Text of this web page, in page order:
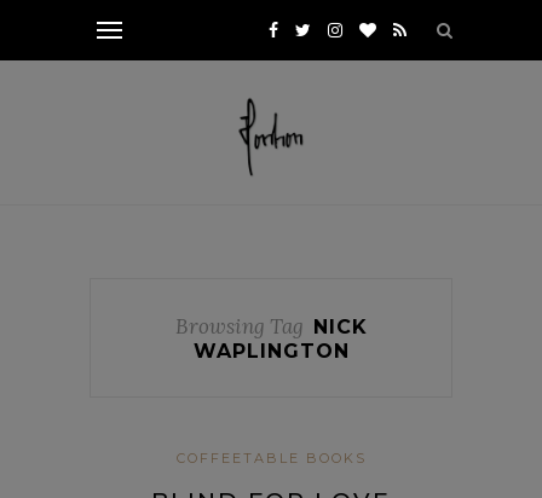
Browsing Tag NICK
WAPLINGTON
COFFEETABLE BOOKS